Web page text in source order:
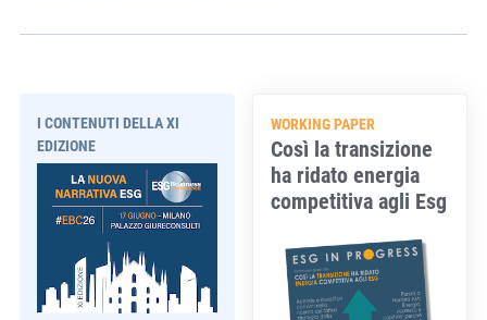
I CONTENUTI DELLA XI
EDIZIONE
WORKING PAPER
Così la transizione
ha ridato energia
competitiva agli Esg